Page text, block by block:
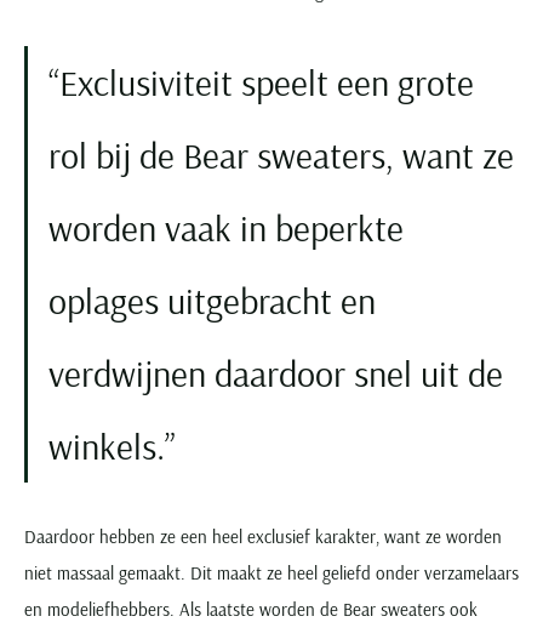
Exclusiviteit speelt een grote
rol bij de Bear sweaters, want ze
worden vaak in beperkte
oplages uitgebracht en
verdwijnen daardoor snel uit de
winkels.
Daardoor hebben ze een heel exclusief karakter, want ze worden
niet massaal gemaakt. Dit maakt ze heel geliefd onder verzamelaars
en modeliefhebbers. Als laatste worden de Bear sweaters ook